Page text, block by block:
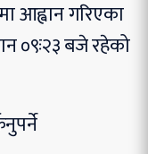
आह्वान गरिएका
०९ः२३ बजे रहेको